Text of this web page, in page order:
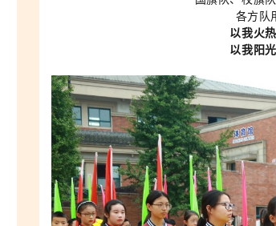
各方队
以我火
以我阳